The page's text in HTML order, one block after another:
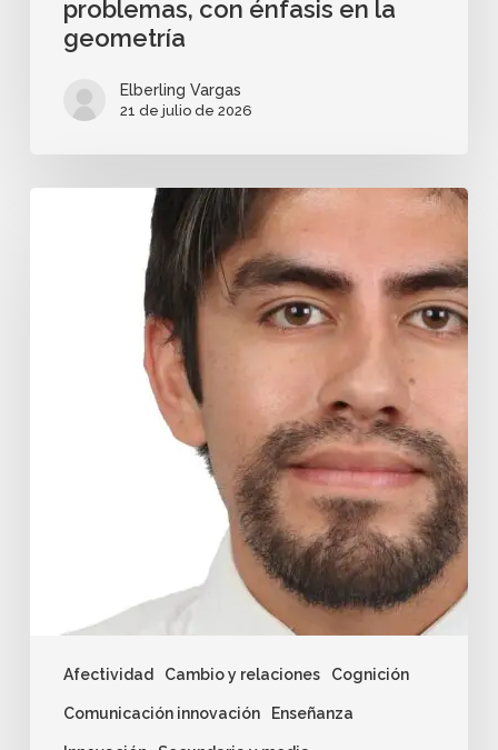
problemas, con énfasis en la
geometría
Elberling Vargas
21 de julio de 2026
Afectividad Cambio y relaciones Cognición
Comunicación innovación Enseñanza